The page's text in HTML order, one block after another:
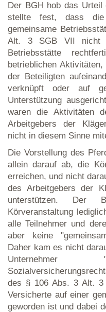
Der BGH hob das
stellte fest, dass die
gemeinsame
Alt. 3 SGB VII nicht
Betriebsstätte
betrieblichen
der Beteiligten
verknüpft oder auf
Unterstützung
waren die Aktivitäten
Arbeitgebers der
nicht in diesem Sinne
Die Vorstellung des
allein darauf ab, die
erreichen, und nicht
des Arbeitgebers der
unterstützen. Der
Körveranstaltung
alle Teilnehmer und
aber keine
Daher kam es nicht
Unternehmer
des § 106 Abs. 3 Alt.
Versicherte auf einer
geworden ist und dabei